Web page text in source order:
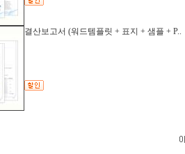
결산보고서 (워드템플릿 + 표지 + 샘플 + P..